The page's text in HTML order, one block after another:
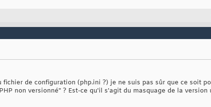
de configuration (php.ini ?) je ne suis pas sûr que ce soit
non versionné" ? Est-ce qu'il s'agit du masquage de la version